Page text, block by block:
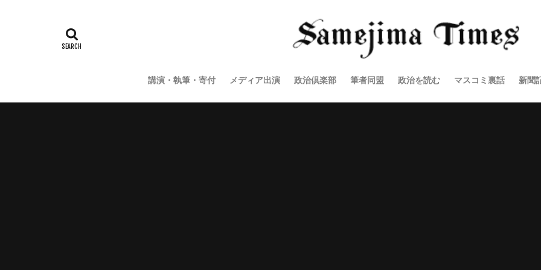
講演・執筆・寄付 メディア出演 政治倶楽部 筆者同盟 政治を読む マスコミ裏話 新聞